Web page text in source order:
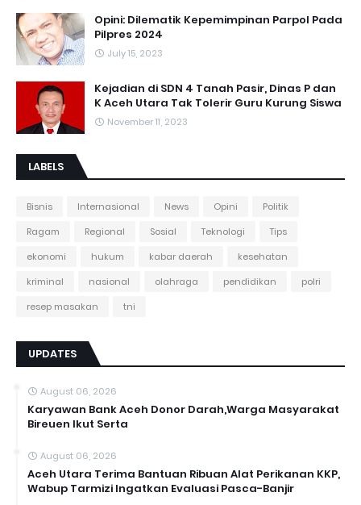
Opini: Dilematik Kepemimpinan Parpol Pada
Pilpres 2024
July 15, 2023
Kejadian di SDN 4 Tanah Pasir, Dinas P dan
K Aceh Utara Tak Tolerir Guru Kurung Siswa
November 11, 2023
LABELS
Bisnis Internasional News Opini
Politik
Ragam
Regional Sosial Teknologi
Tips
ekonomi
hukum kabar daerah
kesehatan
kriminal
nasional olahraga pendidikan
polri
resep masakan
tni
UPDATES
August 06, 2026
Karyawan Bank Aceh Donor Darah,Warga Masyarakat
Bireuen Ikut Serta
August 06, 2026
Aceh Utara Terima Bantuan Ribuan Alat Perikanan KKP,
Wabup Tarmizi Ingatkan Evaluasi Pasca-Banjir